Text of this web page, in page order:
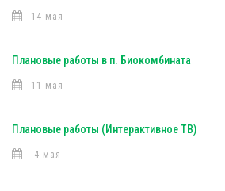
14 мая
Плановые работы в п. Биокомбината
11 мая
Плановые работы (Интерактивное ТВ)
4 мая